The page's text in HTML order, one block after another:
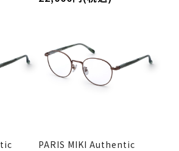
PARIS MIKI Authentic